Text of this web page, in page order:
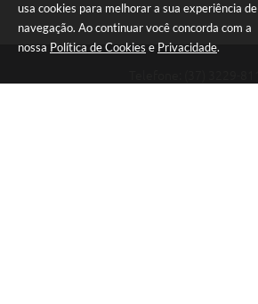
usa cookies para melhorar a sua experiência de
navegação. Ao continuar você concorda com a
nossa Política de Cookies e Privacidade.